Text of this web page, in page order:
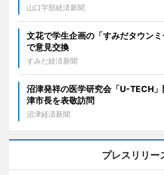
山口宇部経済新聞
文花で学生企画の「すみだタウン
で意見交換
すみだ経済新聞
沼津発祥の医学研究会「U-TECH
津市長を表敬訪問
沼津経済新聞
プレスリリー